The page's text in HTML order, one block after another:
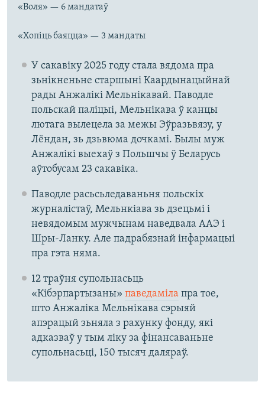
«Воля» — 6 мандатаў
«Хопіць баяцца» — 3 мандаты
У сакавіку 2025 году стала вядома пра
зьнікненьне старшыні Каардынацыйнай
рады Анжалікі Мельнікавай. Паводле
польскай паліцыі, Мельнікава ў канцы
лютага вылецела за межы Эўразьвязу, у
Лёндан, зь дзьвюма дочкамі. Былы муж
Анжалікі выехаў з Польшчы ў Беларусь
аўтобусам 23 сакавіка.
Паводле расьсьледаваньня польскіх
журналістаў, Мельнкіава зь дзецьмі і
невядомым мужчынам наведвала ААЭ і
Шры-Ланку. Але падрабязнай інфармацыі
пра гэта няма.
12 траўня супольнасьць
«Кібэрпартызаны» паведаміла пра тое,
што Анжаліка Мельнікава сэрыяй
апэрацый зьняла з рахунку фонду, які
адказваў у тым ліку за фінансаваньне
супольнасьці, 150 тысяч даляраў.